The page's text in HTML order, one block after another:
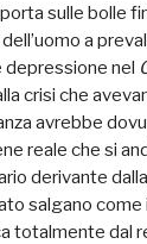
sulle bolle
a
depressione nel
crisi che
avrebbe
reale che si
derivante
salgano
totalmente dal